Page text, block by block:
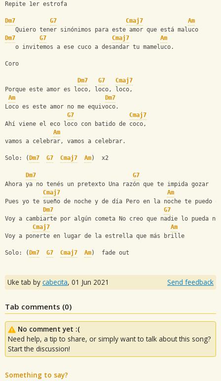
Repite 1er estrofa
Dm7 G7 Cmaj7
Am
   Quiero tener sinónimos para este amor que está maluco
Dm7
G7 Cmaj7
Am
   o invitemos a ese cuco a desandar tu mameluco.
Coro
Dm7 G7
Cmaj7
Porque este amor es loco, loco, loco,
Am
Dm7
Loco es este amor no me equivoco.
G7
Cmaj7
Ahí viene el eco loco con batido de coco,
Am
vamos a celebrar, vamos a celebrar.
Solo: ( Dm7 G7 Cmaj7 Am)  x2
Dm7
G7
Ahora ya no tenés un pretexto Una razón que te impida gozar
Cmaj7
Am
Pues yo te sueño de noche y de día Pero en la noche te puedo
Dm7
G7
Voy a cambiarte por algún cometa No creo que nadie lo pueda
Cmaj7
Am
Voy a ponerte en lugar de la estrella que más brille
Solo: ( Dm7 G7 Cmaj7 Am)  fade out
Uke tab by cabecita, 01 Jun 2021 Send feedback
Tab comments (0)
No comment yet :(
Need help, a tip to share, or simply want to talk about this song?
Start the discussion!
Something to say?